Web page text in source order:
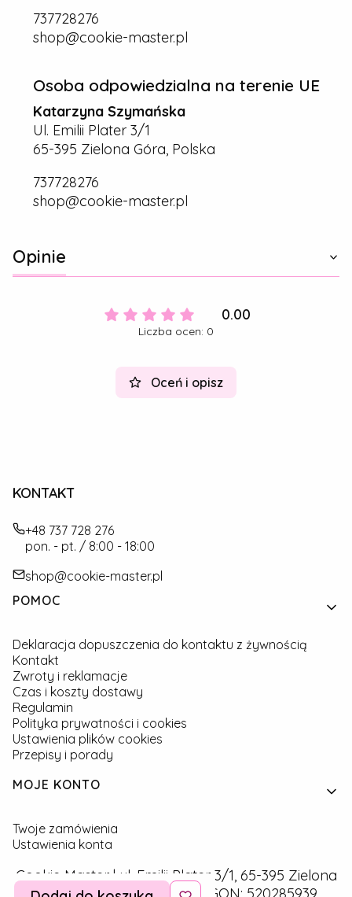
737728276
shop@cookie-master.pl
Osoba odpowiedzialna na terenie UE
Katarzyna Szymańska
Ul. Emilii Plater 3/1
65-395 Zielona Góra, Polska
737728276
shop@cookie-master.pl
Opinie
0.00
Liczba ocen: 0
Oceń i opisz
KONTAKT
+48 737 728 276
pon. - pt. / 8:00 - 18:00
shop@cookie-master.pl
Linki w stopce
POMOC
Deklaracja dopuszczenia do kontaktu z żywnością
Kontakt
Zwroty i reklamacje
Czas i koszty dostawy
Regulamin
Polityka prywatności i cookies
Ustawienia plików cookies
Przepisy i porady
MOJE KONTO
Twoje zamówienia
Ustawienia konta
Cookie Master | ul. Emilii Plater 3/1, 65-395 Zielona